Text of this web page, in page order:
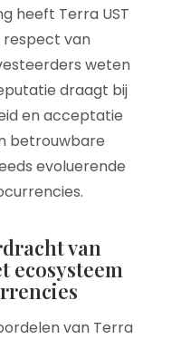
heeft Terra UST
van
weten
draagt bij
en acceptatie
betrouwbare
evoluerende
van
ecosysteem
van Terra